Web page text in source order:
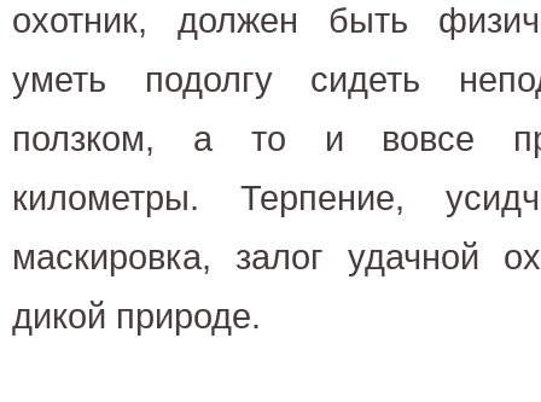
охотник, должен быть
уметь подолгу сидеть
ползком, а то и вовсе
километры. Терпение,
маскировка, залог удачной
дикой природе.